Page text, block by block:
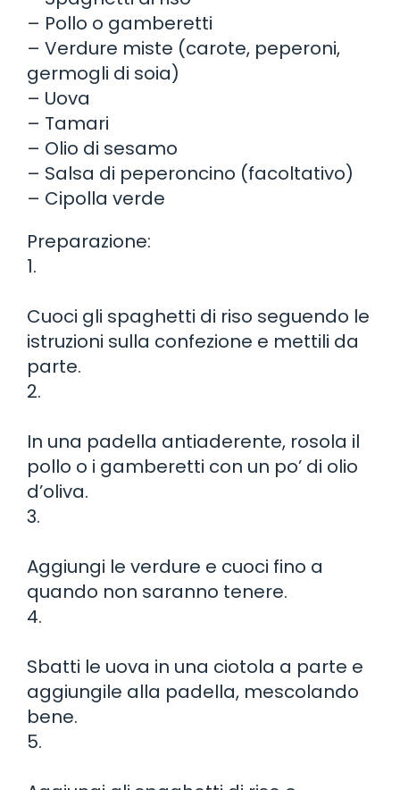
– Pollo o gamberetti
– Verdure miste (carote, peperoni,
germogli di soia)
– Uova
– Tamari
– Olio di sesamo
– Salsa di peperoncino (facoltativo)
– Cipolla verde
Preparazione:
1.
Cuoci gli spaghetti di riso seguendo le
istruzioni sulla confezione e mettili da
parte.
2.
In una padella antiaderente, rosola il
pollo o i gamberetti con un po’ di olio
d’oliva.
3.
Aggiungi le verdure e cuoci fino a
quando non saranno tenere.
4.
Sbatti le uova in una ciotola a parte e
aggiungile alla padella, mescolando
bene.
5.